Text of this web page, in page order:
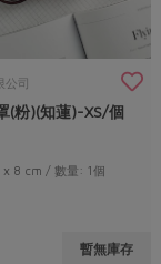
公司
(粉)(知蓮)-XS/個
x 8 cm / 數量: 1個
暫無庫存